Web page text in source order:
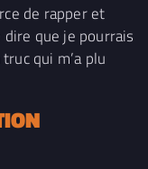
de rapper et
dire que je pourrais
qui m’a plu